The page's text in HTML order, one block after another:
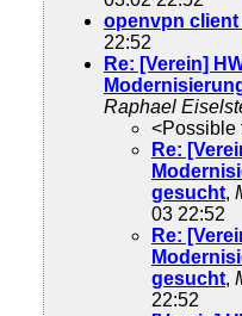
openvpn client
22:52
Re: [Verein]
Raphael
<Possible
Re:
gesucht,
03 22:52
Re:
gesucht,
22:52